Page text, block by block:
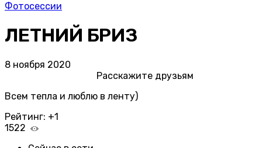
Фотосессии
ЛЕТНИЙ БРИЗ
8 ноября 2020
Расскажите друзьям
Всем тепла и люблю в ленту)
Рейтинг: +1
1522